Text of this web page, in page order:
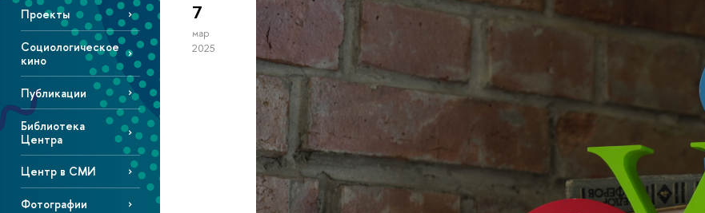
Проекты
Социологическое
кино
Публикации
Библиотека
Центра
Центр в СМИ
Фотографии
7
мар
2025